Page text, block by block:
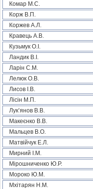
Комар М.С.
Корж В.П.
Коржев А.Л.
Кравець А.В.
Кузьмук О.І.
Ландик В.І.
Ларін С.М.
Лелюк О.В.
Лисов І.В.
Лісін М.П.
Лук’янов В.В.
Макеєнко В.В.
Мальцев В.О.
Матвійчук Е.Л.
Мирний І.М.
Мірошниченко Ю.Р.
Мороко Ю.М.
Мхітарян Н.М.